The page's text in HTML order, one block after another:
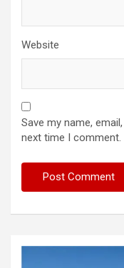
Website
Save my name,
next time I comment.